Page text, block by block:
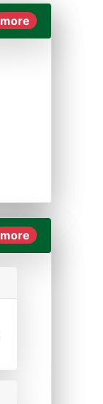
more
more